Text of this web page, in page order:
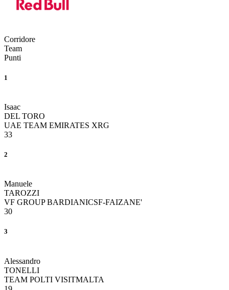
Corridore
Team
Punti
1
Isaac
DEL TORO
UAE TEAM EMIRATES XRG
33
2
Manuele
TAROZZI
VF GROUP BARDIANICSF-FAIZANE'
30
3
Alessandro
TONELLI
TEAM POLTI VISITMALTA